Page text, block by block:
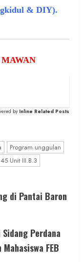
& DIY).
by Inline Related Posts
Program unggulan
Unit III.B.3
di Pantai Baron
Perdana
FEB